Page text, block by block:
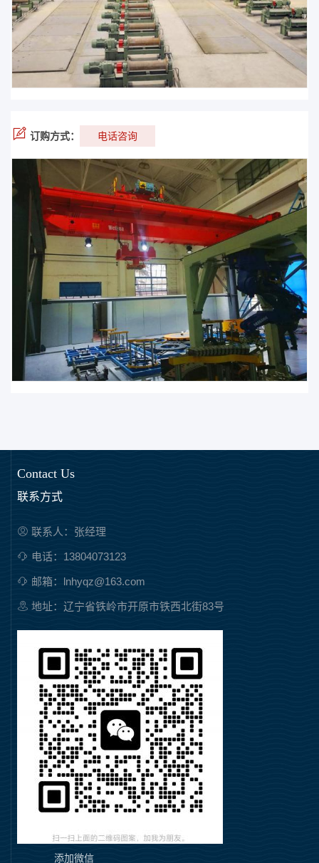
订购方式： 电话咨询
Contact Us
联系方式
联系人：张经理
电话：13804073123
邮箱：lnhyqz@163.com
地址：辽宁省铁岭市开原市铁西北街83号
添加微信